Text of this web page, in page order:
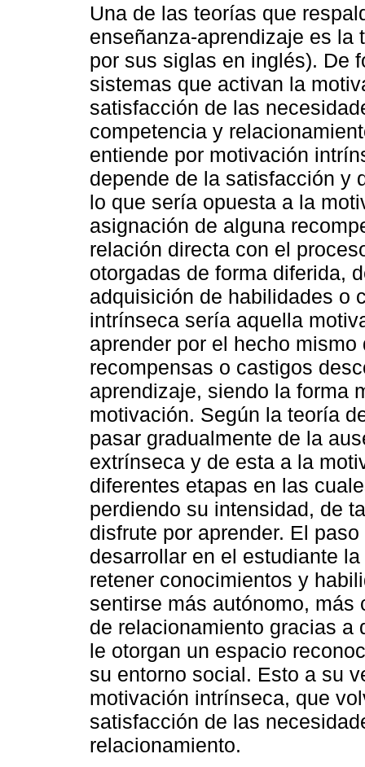
Una de las teorías que
enseñanza-aprendizaje es la
por sus siglas en inglés). De
sistemas que activan la
satisfacción de las
competencia y
entiende por motivación
depende de la satisfacción y
lo que sería opuesta a la
asignación de alguna
relación directa con el
otorgadas de forma diferida,
adquisición de habilidades o
intrínseca sería aquella
aprender por el hecho
recompensas o castigos
aprendizaje, siendo la forma
motivación. Según la teoría
pasar gradualmente de la
extrínseca y de esta a la
diferentes etapas en las
perdiendo su intensidad, de
disfrute por aprender. El
desarrollar en el estudiante
retener conocimientos y
sentirse más autónomo,
de relacionamiento gracias
le otorgan un espacio
su entorno social. Esto a su
motivación intrínseca, que
satisfacción de las
relacionamiento.